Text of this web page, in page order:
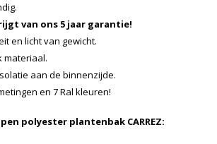
van ons 5 jaar garantie!
en licht van gewicht.
materiaal.
aan de binnenzijde.
en 7 Ral kleuren!
polyester plantenbak CARREZ: